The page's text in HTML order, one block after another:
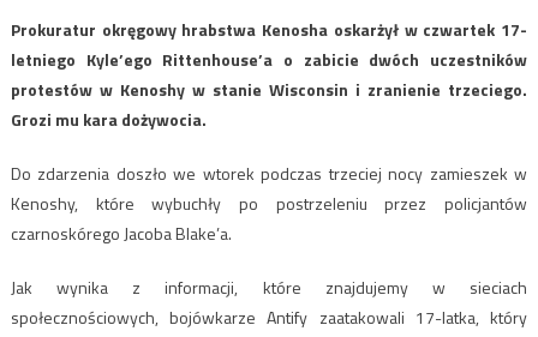
Prokuratur okręgowy hrabstwa Kenosha oskarżył w czwartek 17-
letniego Kyle’ego Rittenhouse’a o zabicie dwóch uczestników
protestów w Kenoshy w stanie Wisconsin i zranienie trzeciego.
Grozi mu kara dożywocia.
Do zdarzenia doszło we wtorek podczas trzeciej nocy zamieszek w
Kenoshy, które wybuchły po postrzeleniu przez policjantów
czarnoskórego Jacoba Blake’a.
Jak wynika z informacji, które znajdujemy w sieciach
społecznościowych, bojówkarze Antify zaatakowali 17-latka, który